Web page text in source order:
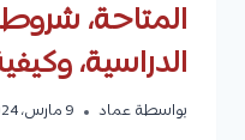
المتاحة، شروط
الدراسية،
بواسطة عماد 9 مارس، 2024